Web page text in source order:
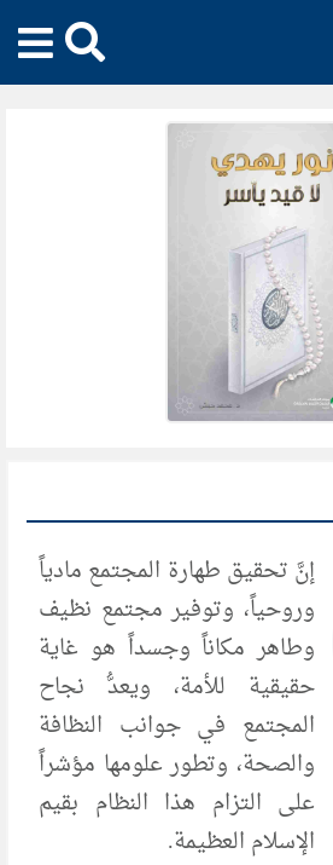
إنَّ تحقيق طهارة المجتمع مادياً
وروحياً، وتوفير مجتمع نظيف
وطاهر مكاناً وجسداً هو غاية
حقيقية للأمة، ويعدُّ نجاح
المجتمع في جوانب النظافة
والصحة، وتطور علومها مؤشراً
على التزام هذا النظام بقيم
الإسلام العظيمة.